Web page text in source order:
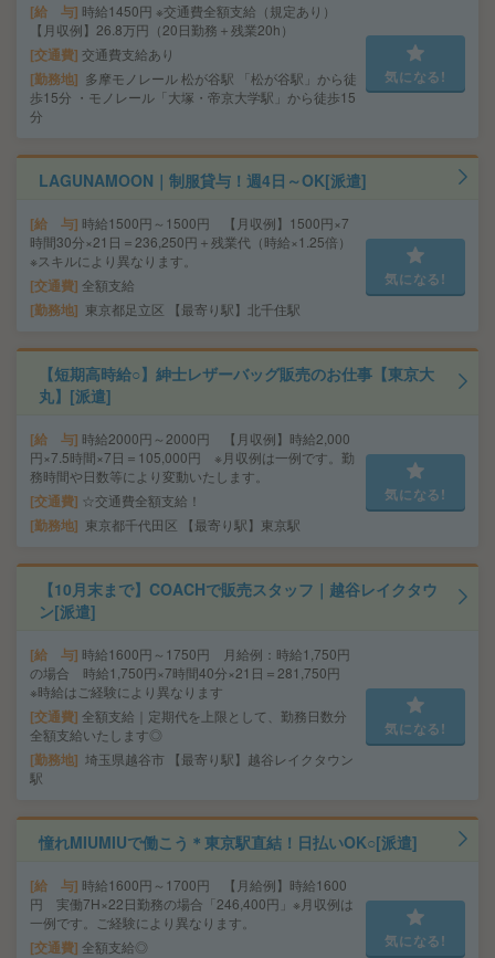
給 与 時給1450円 ※交通費全額支給（規定あり）
【月収例】26.8万円（20日勤務＋残業20h）
交通費 交通費支給あり
勤務地
多摩モノレール 松が谷駅 「松が谷駅」から徒
歩15分 ・モノレール「大塚・帝京大学駅」から徒歩15
分
気になる!
LAGUNAMOON｜制服貸与！週4日～OK[派遣]
給 与 時給1500円～1500円 【月収例】1500円×7
時間30分×21日＝236,250円＋残業代（時給×1.25倍）
※スキルにより異なります。
交通費 全額支給
勤務地 東京都足立区 【最寄り駅】北千住駅
気になる!
【短期高時給○】紳士レザーバッグ販売のお仕事【東京大
丸】[派遣]
給 与 時給2000円～2000円 【月収例】時給2,000
円×7.5時間×7日＝105,000円 ※月収例は一例です。勤
務時間や日数等により変動いたします。
交通費 ☆交通費全額支給！
勤務地 東京都千代田区 【最寄り駅】東京駅
気になる!
【10月末まで】COACHで販売スタッフ｜越谷レイクタウ
ン[派遣]
給 与 時給1600円～1750円 月給例：時給1,750円
の場合 時給1,750円×7時間40分×21日＝281,750円
※時給はご経験により異なります
交通費 全額支給｜定期代を上限として、勤務日数分
全額支給いたします◎
勤務地 埼玉県越谷市 【最寄り駅】越谷レイクタウン
駅
気になる!
憧れMIUMIUで働こう＊東京駅直結！日払いOK○[派遣]
給 与 時給1600円～1700円 【月給例】時給1600
円 実働7H×22日勤務の場合「246,400円」※月収例は
一例です。ご経験により異なります。
交通費 全額支給◎ 気になる!